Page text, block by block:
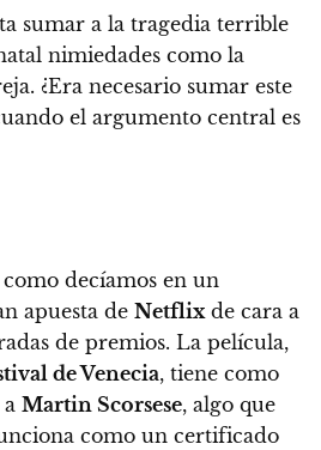
sumar a la tragedia terrible
nimiedades como la
¿Era necesario sumar este
el argumento central es
como decíamos en un
apuesta de Netflixde cara a
de premios. La película,
de Venecia, tiene como
Martin Scorsese, algo que
como un certificado